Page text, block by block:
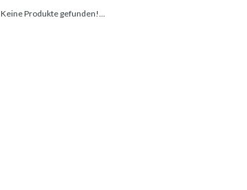
Keine Produkte gefunden!...